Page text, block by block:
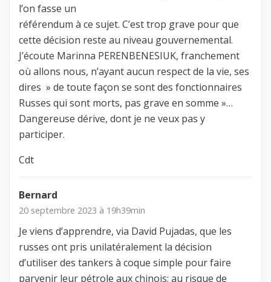
l’on fasse un
référendum à ce sujet. C’est trop grave pour que
cette décision reste au niveau gouvernemental.
J’écoute Marinna PERENBENESIUK, franchement
où allons nous, n’ayant aucun respect de la vie, ses
dires » de toute façon se sont des fonctionnaires
Russes qui sont morts, pas grave en somme »…
Dangereuse dérive, dont je ne veux pas y
participer.
Cdt
Bernard
20 septembre 2023 à 19h39min
Je viens d’apprendre, via David Pujadas, que les
russes ont pris unilatéralement la décision
d’utiliser des tankers à coque simple pour faire
parvenir leur pétrole aux chinois; au risque de